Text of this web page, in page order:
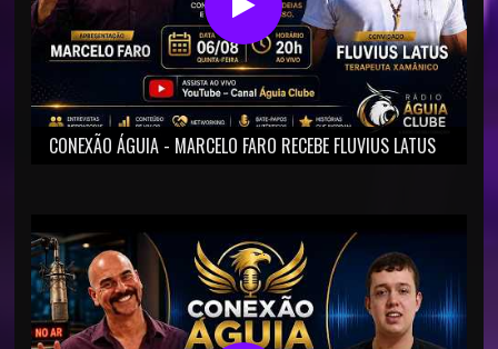
CONEXÃO ÁGUIA - MARCELO FARO RECEBE FLUVIUS LATUS